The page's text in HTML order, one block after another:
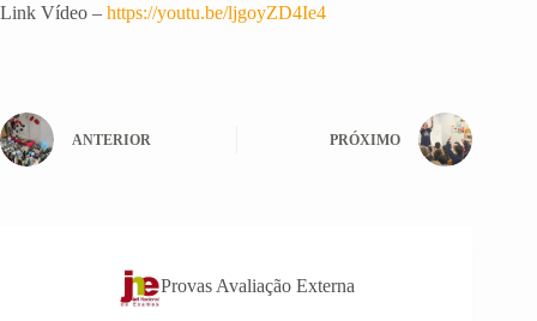
Link Vídeo – https://youtu.be/ljgoyZD4Ie4
ANTERIOR PRÓXIMO
Provas Avaliação Externa